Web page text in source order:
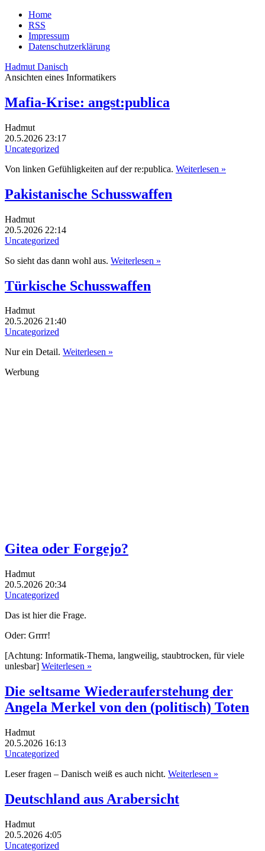
Home
RSS
Impressum
Datenschutzerklärung
Hadmut Danisch
Ansichten eines Informatikers
Mafia-Krise: angst:publica
Hadmut
20.5.2026 23:17
Uncategorized
Von linken Gefühligkeiten auf der re:publica. Weiterlesen »
Pakistanische Schusswaffen
Hadmut
20.5.2026 22:14
Uncategorized
So sieht das dann wohl aus. Weiterlesen »
Türkische Schusswaffen
Hadmut
20.5.2026 21:40
Uncategorized
Nur ein Detail. Weiterlesen »
Werbung
Gitea oder Forgejo?
Hadmut
20.5.2026 20:34
Uncategorized
Das ist hier die Frage.
Oder: Grrrr!
[Achtung: Informatik-Thema, langweilig, staubtrocken, für viele
unlesbar] Weiterlesen »
Die seltsame Wiederauferstehung der
Angela Merkel von den (politisch) Toten
Hadmut
20.5.2026 16:13
Uncategorized
Leser fragen – Danisch weiß es auch nicht. Weiterlesen »
Deutschland aus Arabersicht
Hadmut
20.5.2026 4:05
Uncategorized